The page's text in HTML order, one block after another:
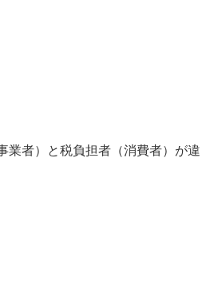
業者）と税負担者（消費者）が違